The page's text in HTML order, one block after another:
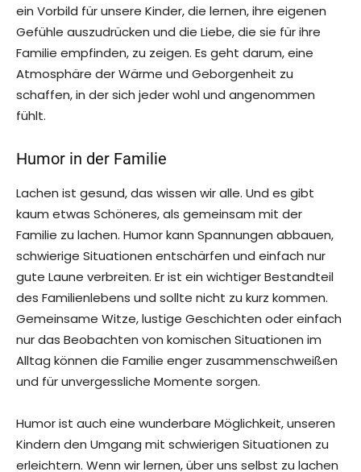
ein Vorbild für unsere Kinder, die lernen, ihre eigenen
Gefühle auszudrücken und die Liebe, die sie für ihre
Familie empfinden, zu zeigen. Es geht darum, eine
Atmosphäre der Wärme und Geborgenheit zu
schaffen, in der sich jeder wohl und angenommen
fühlt.
Humor in der Familie
Lachen ist gesund, das wissen wir alle. Und es gibt
kaum etwas Schöneres, als gemeinsam mit der
Familie zu lachen. Humor kann Spannungen abbauen,
schwierige Situationen entschärfen und einfach nur
gute Laune verbreiten. Er ist ein wichtiger Bestandteil
des Familienlebens und sollte nicht zu kurz kommen.
Gemeinsame Witze, lustige Geschichten oder einfach
nur das Beobachten von komischen Situationen im
Alltag können die Familie enger zusammenschweißen
und für unvergessliche Momente sorgen.
Humor ist auch eine wunderbare Möglichkeit, unseren
Kindern den Umgang mit schwierigen Situationen zu
erleichtern. Wenn wir lernen, über uns selbst zu lachen